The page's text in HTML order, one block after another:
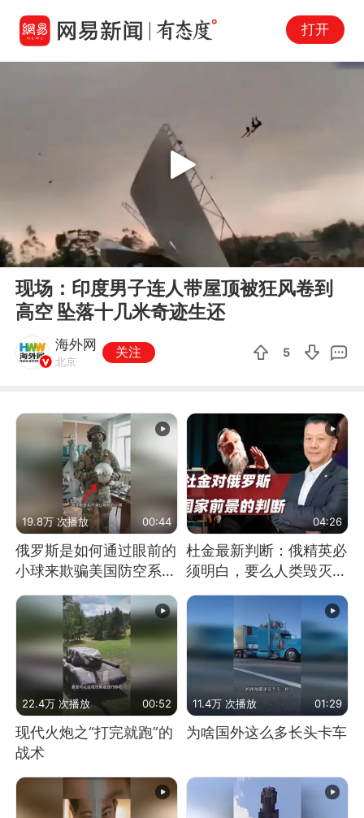
打开
00:00 00:40
Play
现场：印度男子连人带屋顶被狂风卷到
高空 坠落十几米奇迹生还
海外网
北京
关注 5
19.8万 次播放 00:44
俄罗斯是如何通过眼前的
小球来欺骗美国防空系统
的
04:26
杜金最新判断：俄精英必
须明白，要么人类毁灭，
要么俄毁灭
22.4万 次播放 00:52
现代火炮之“打完就跑”的
战术
11.4万 次播放 01:29
为啥国外这么多长头卡车